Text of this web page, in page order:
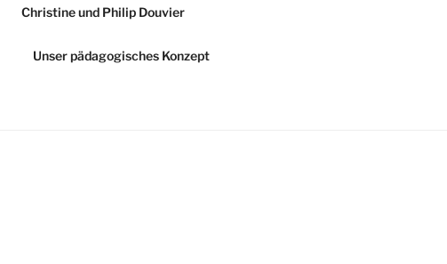
Christine und Philip Douvier
Unser pädagogisches Konzept